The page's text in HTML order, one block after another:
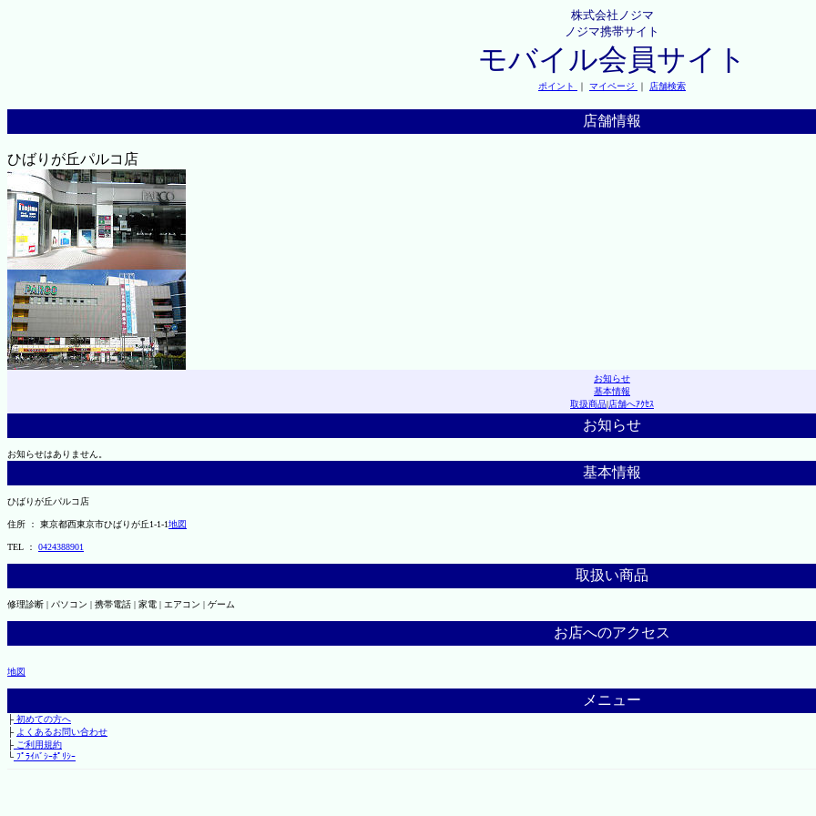
株式会社ノジマ
ノジマ携帯サイト
モバイル会員サイト
ポイント ｜ マイページ ｜ 店舗検索
店舗情報
ひばりが丘パルコ店
お知らせ
基本情報
取扱商品|店舗へｱｸｾｽ
お知らせ
お知らせはありません。
基本情報
ひばりが丘パルコ店
住所 ： 東京都西東京市ひばりが丘1-1-1地図
TEL ： 0424388901
取扱い商品
修理診断 | パソコン | 携帯電話 | 家電 | エアコン | ゲーム
お店へのアクセス
地図
メニュー
├初めての方へ
├ よくあるお問い合わせ
├ご利用規約
└ﾌﾟﾗｲﾊﾞｼｰﾎﾟﾘｼｰ